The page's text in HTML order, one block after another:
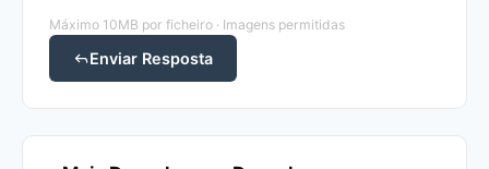
Máximo 10MB por ficheiro · Imagens permitidas
Enviar Resposta